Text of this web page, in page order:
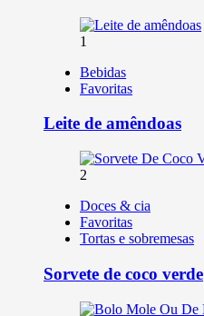
1
Bebidas
Favoritas
Leite de amêndoas
2
Doces & cia
Favoritas
Tortas e sobremesas
Sorvete de coco verde